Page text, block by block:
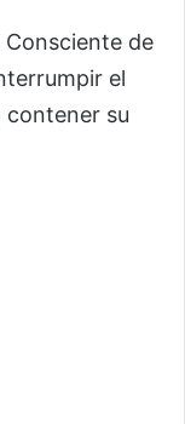
de
el
contener su